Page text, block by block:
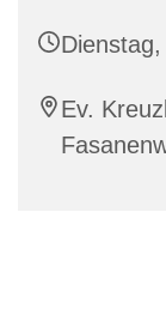
Ev.